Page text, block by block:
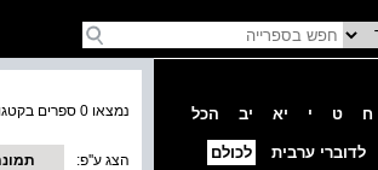
ח ט י יא יב הכל
לדוברי ערבית לכולם
נמצאו 0 ספרים בקטגוריה
הצג ע''פ: